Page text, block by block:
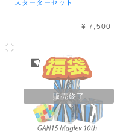
スターターセット
¥ 7,500
販売終了